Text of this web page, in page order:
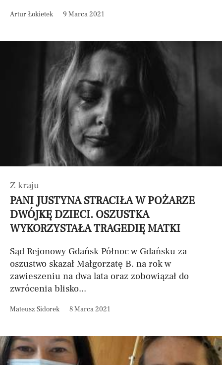
Artur Łokietek 9 Marca 2021
Z kraju
PANI JUSTYNA STRACIŁA W POŻARZE
DWÓJKĘ DZIECI. OSZUSTKA
WYKORZYSTAŁA TRAGEDIĘ MATKI
Sąd Rejonowy Gdańsk Północ w Gdańsku za
oszustwo skazał Małgorzatę B. na rok w
zawieszeniu na dwa lata oraz zobowiązał do
zwrócenia blisko...
Mateusz Sidorek 8 Marca 2021